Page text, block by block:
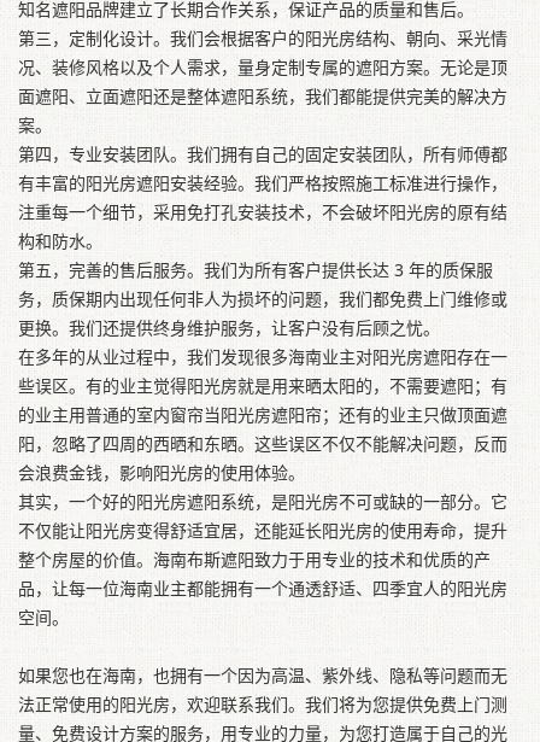
知名遮阳品牌建立了长期合作关系，保证产品的质量和售后。
第三，定制化设计。我们会根据客户的阳光房结构、朝向、采光情
况、装修风格以及个人需求，量身定制专属的遮阳方案。无论是顶
面遮阳、立面遮阳还是整体遮阳系统，我们都能提供完美的解决方
案。
第四，专业安装团队。我们拥有自己的固定安装团队，所有师傅都
有丰富的阳光房遮阳安装经验。我们严格按照施工标准进行操作，
注重每一个细节，采用免打孔安装技术，不会破坏阳光房的原有结
构和防水。
第五，完善的售后服务。我们为所有客户提供长达 3 年的质保服
务，质保期内出现任何非人为损坏的问题，我们都免费上门维修或
更换。我们还提供终身维护服务，让客户没有后顾之忧。
在多年的从业过程中，我们发现很多海南业主对阳光房遮阳存在一
些误区。有的业主觉得阳光房就是用来晒太阳的，不需要遮阳；有
的业主用普通的室内窗帘当阳光房遮阳帘；还有的业主只做顶面遮
阳，忽略了四周的西晒和东晒。这些误区不仅不能解决问题，反而
会浪费金钱，影响阳光房的使用体验。
其实，一个好的阳光房遮阳系统，是阳光房不可或缺的一部分。它
不仅能让阳光房变得舒适宜居，还能延长阳光房的使用寿命，提升
整个房屋的价值。海南布斯遮阳致力于用专业的技术和优质的产
品，让每一位海南业主都能拥有一个通透舒适、四季宜人的阳光房
空间。
如果您也在海南，也拥有一个因为高温、紫外线、隐私等问题而无
法正常使用的阳光房，欢迎联系我们。我们将为您提供免费上门测
量、免费设计方案的服务，用专业的力量，为您打造属于自己的光